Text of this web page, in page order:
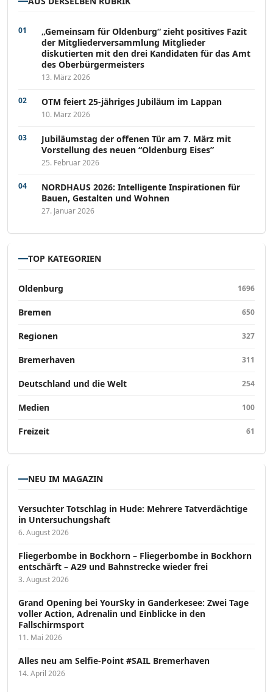
„Gemeinsam für Oldenburg“ zieht positives Fazit
der Mitgliederversammlung Mitglieder
diskutierten mit den drei Kandidaten für das Amt
des Oberbürgermeisters
13. März 2026
OTM feiert 25-jähriges Jubiläum im Lappan
10. März 2026
Jubiläumstag der offenen Tür am 7. März mit
Vorstellung des neuen “Oldenburg Eises”
25. Februar 2026
NORDHAUS 2026: Intelligente Inspirationen für
Bauen, Gestalten und Wohnen
27. Januar 2026
TOP KATEGORIEN
Oldenburg 1696
Bremen 650
Regionen 327
Bremerhaven 311
Deutschland und die Welt 254
Medien 100
Freizeit 61
NEU IM MAGAZIN
Versucht­er Totschlag in Hude: Mehrere Tatverdächtige
in Untersuchungshaft
6. August 2026
Fliegerbombe in Bockhorn – Fliegerbombe in Bockhorn
entschärft – A29 und Bahnstrecke wieder frei
3. August 2026
Grand Opening bei YourSky in Ganderkesee: Zwei Tage
voller Action, Adrenalin und Einblicke in den
Fallschirmsport
11. Mai 2026
Alles neu am Selfie-Point #SAIL Bremerhaven
14. April 2026